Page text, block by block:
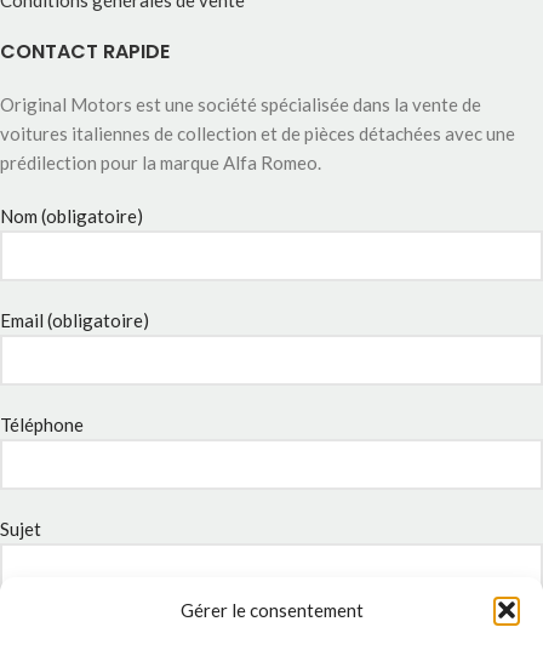
Gérer le consentement
CONTACT RAPIDE
Original Motors est une société spécialisée dans la vente de
voitures italiennes de collection et de pièces détachées avec une
prédilection pour la marque Alfa Romeo.
Nom (obligatoire)
Email (obligatoire)
Téléphone
Sujet